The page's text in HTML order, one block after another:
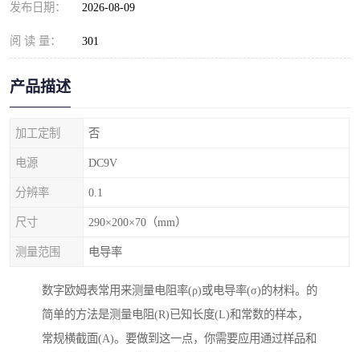
发布日期： 2026-08-09
阅 读 量： 301
产品描述
加工定制 否
电源 DC9V
分辨率 0.1
尺寸 290×200×70（mm）
测量范围 电导率
数字欧姆表常用来测量电阻率(ρ)或电导率(σ)的材料。的
简单的方法是测量电阻(R)已知长度(L)和常数的样本，
常规横截面(A)。要做到这一点，你需要应用通过样品和